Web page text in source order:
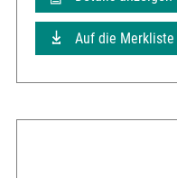
Auf die Merkliste